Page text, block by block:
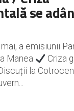
se
a emisiunii
Manea
Criza
la